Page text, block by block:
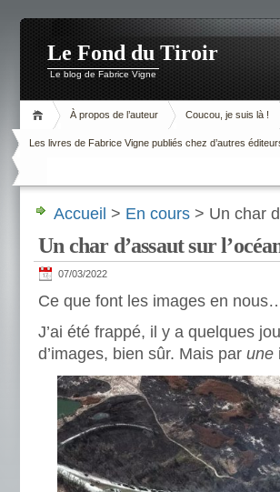
Le Fond du Tiroir
Le blog de Fabrice Vigne
À propos de l’auteur Coucou, je suis là !
Les livres de Fabrice Vigne publiés chez d’autres
Accueil > En cours > Un char
Un char d’assaut sur
07/03/2022
Ce que font les images en
J’ai été frappé, il y a quelques
d’images, bien sûr. Mais par une